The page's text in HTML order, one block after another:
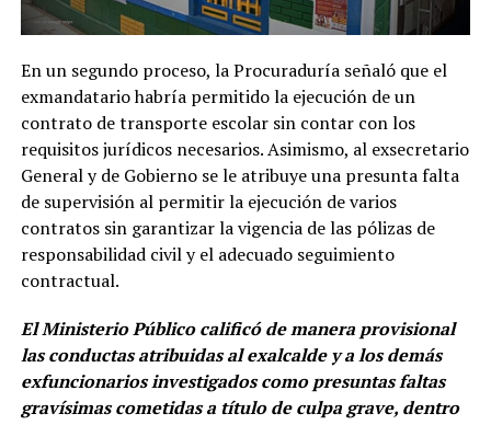
En un segundo proceso, la Procuraduría señaló que el
exmandatario habría permitido la ejecución de un
contrato de transporte escolar sin contar con los
requisitos jurídicos necesarios. Asimismo, al exsecretario
General y de Gobierno se le atribuye una presunta falta
de supervisión al permitir la ejecución de varios
contratos sin garantizar la vigencia de las pólizas de
responsabilidad civil y el adecuado seguimiento
contractual.
El Ministerio Público calificó de manera provisional
las conductas atribuidas al exalcalde y a los demás
exfuncionarios investigados como presuntas faltas
gravísimas cometidas a título de culpa grave, dentro